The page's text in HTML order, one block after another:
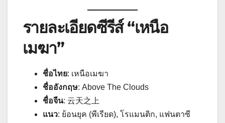
รายละเอียดซีรีส์ “เหนือ
เมฆา”
ชื่อไทย: เหนือเมฆา
ชื่ออังกฤษ: Above The Clouds
ชื่อจีน: 云天之上
แนว: ย้อนยุค (พีเรียด), โรแมนติก, แฟนตาซี